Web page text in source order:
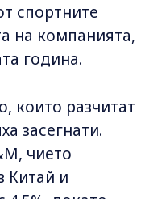
спортните
на компанията,
година.
които разчитат
засегнати.
чието
Китай и